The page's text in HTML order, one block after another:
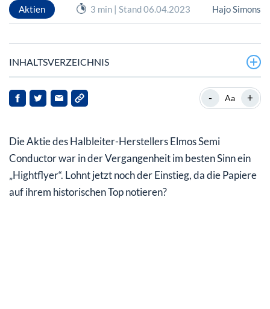
Aktien 3 min | Stand 06.04.2023 Hajo Simons
INHALTSVERZEICHNIS
Technologie aus dem Ruhrpott
Aktie auf top Niveau
- Aa +
Die Aktie des Halbleiter-Herstellers Elmos Semi
Conductor war in der Vergangenheit im besten Sinn ein
„Hightflyer“. Lohnt jetzt noch der Einstieg, da die Papiere
auf ihrem historischen Top notieren?